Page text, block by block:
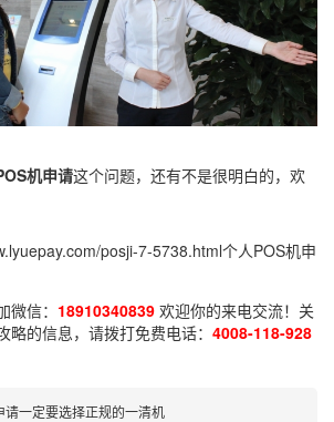
机申请这个问题，还有不是很明白的，欢
posji-7-5738.html个人POS机申
信： 18910340839 欢迎你的来电交流！关
略的信息，请拨打免费电话： 4008-118-928
请一定要选择正规的一清机